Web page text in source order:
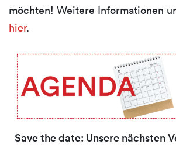
möchten! Weitere Informationen
hier.
Save the date: Unsere nächsten